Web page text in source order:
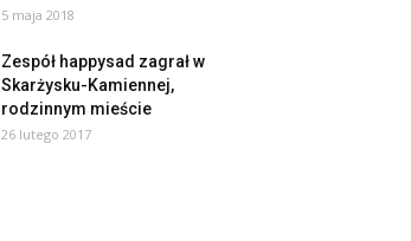
5 maja 2018
Zespół happysad zagrał w
Skarżysku-Kamiennej,
rodzinnym mieście
26 lutego 2017